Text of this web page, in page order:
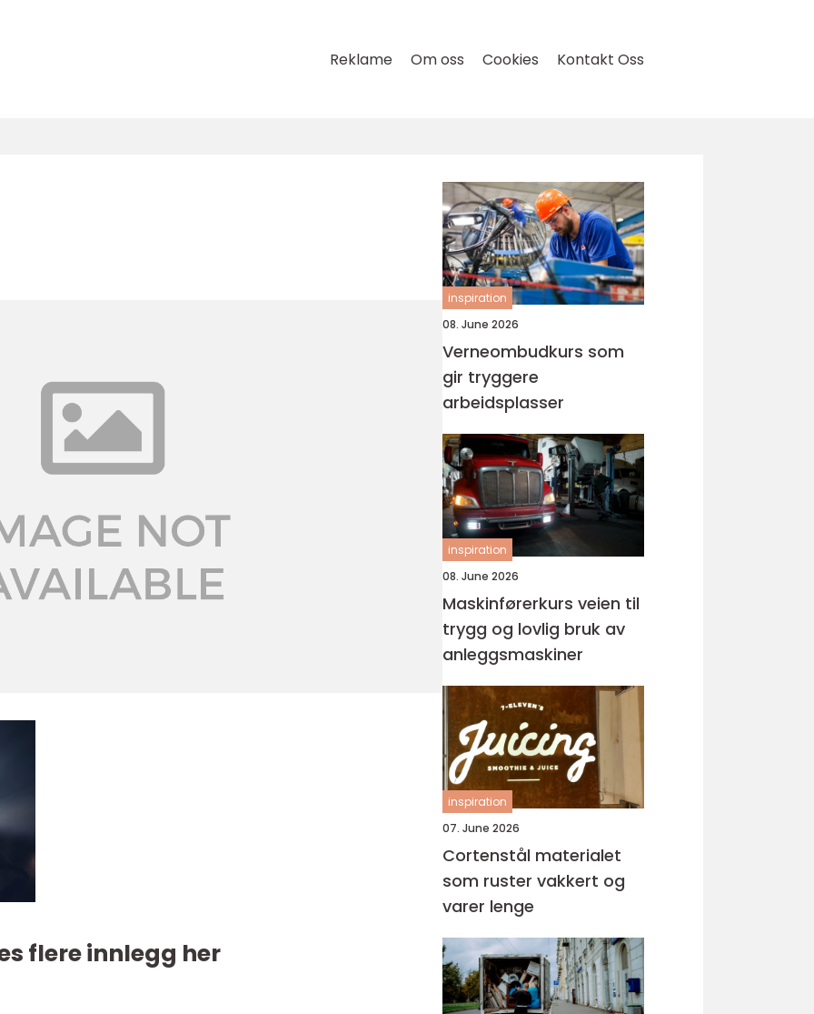
Reklame Om oss Cookies Kontakt Oss
flere innlegg her
inspiration
08. June 2026
Verneombudkurs som
gir tryggere
arbeidsplasser
inspiration
08. June 2026
Maskinførerkurs veien til
trygg og lovlig bruk av
anleggsmaskiner
inspiration
07. June 2026
Cortenstål materialet
som ruster vakkert og
varer lenge